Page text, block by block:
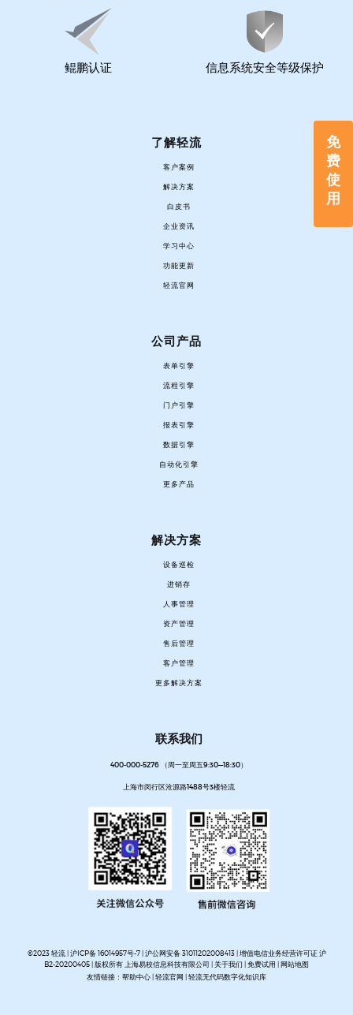
免
费
使
用
鲲鹏认证 信息系统安全等级保护
了解轻流
客户案例
解决方案
白皮书
企业资讯
学习中心
功能更新
轻流官网
公司产品
表单引擎
流程引擎
门户引擎
报表引擎
数据引擎
自动化引擎
更多产品
解决方案
设备巡检
进销存
人事管理
资产管理
售后管理
客户管理
更多解决方案
联系我们
400-000-5276 （周一至周五9:30—18:30）
上海市闵行区沧源路1488号3楼轻流
©2023 轻流 |沪ICP备 16014957号-7|沪公网安备 31011202008413| 增值电信业务经营许可证 沪
B2-20200405 | 版权所有 上海易校信息科技有限公司 |关于我们 |免费试用 |网站地图
友情链接： 帮助中心|轻流官网 |轻流无代码数字化知识库